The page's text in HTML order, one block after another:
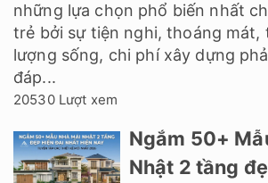
những lựa chọn phổ biến nhất
trẻ bởi sự tiện nghi, thoáng mát,
lượng sống, chi phí xây dựng
đáp...
20530 Lượt xem
Ngắm 50+
Nhật 2 tầng